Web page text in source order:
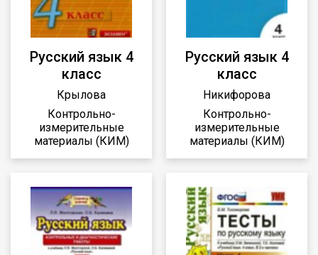
Русский язык 4
класс
Крылова
Контрольно-
измерительные
материалы (КИМ)
Русский язык 4
класс
Никифорова
Контрольно-
измерительные
материалы (КИМ)